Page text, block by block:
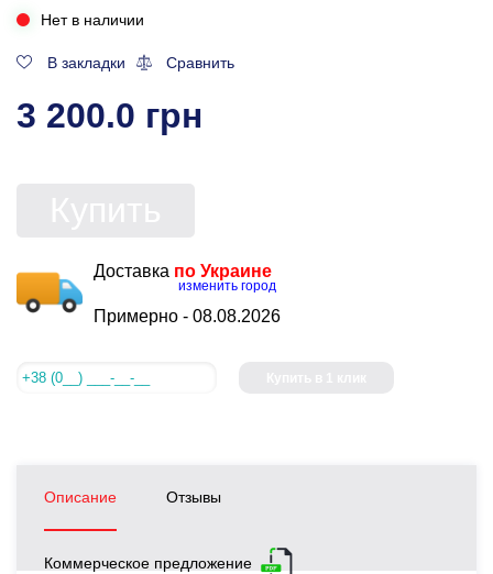
Нет в наличии
В закладки Сравнить
3 200.0 грн
Доставка по Украине
изменить город
Примерно - 08.08.2026
Описание Отзывы
Коммерческое предложение